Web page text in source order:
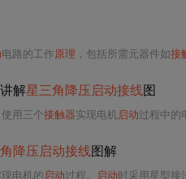
电路的工作原理 ，包括所需元器件如接
解星三角降压启动接线图
用三个接触器实现电机启动过程中的
降压启动接线图解
现电机的 启动过程。 启动 时采用星型接